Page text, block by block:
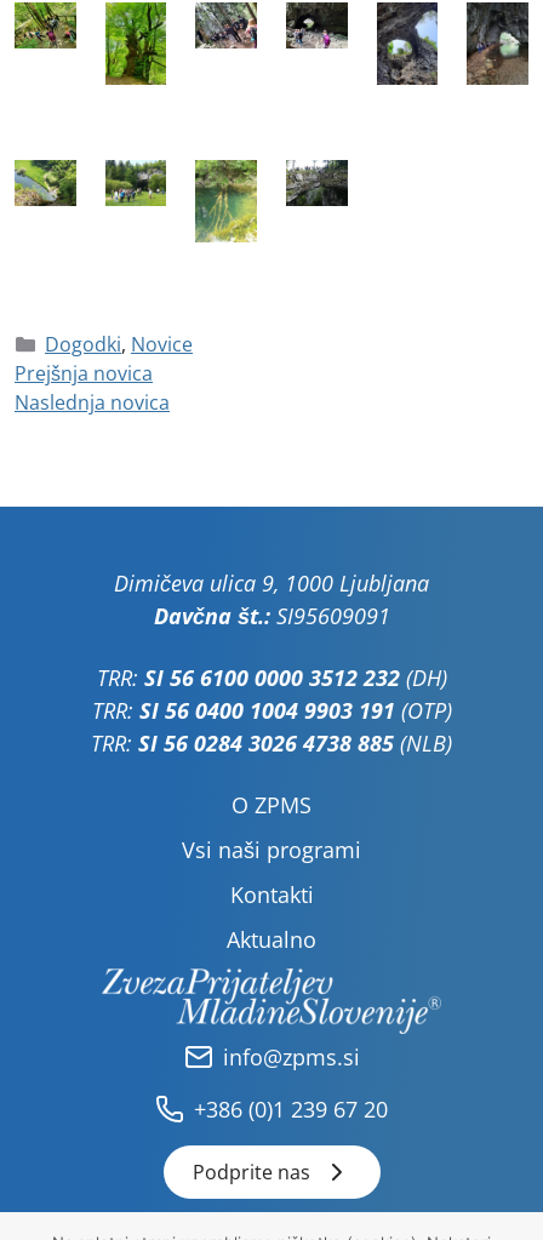
Dogodki, Novice
Prejšnja novica
Naslednja novica
Dimičeva ulica 9, 1000 Ljubljana
Davčna št.:SI95609091
TRR: SI 56 6100 0000 3512 232(DH)
TRR: SI 56 0400 1004 9903 191 (OTP)
TRR: SI 56 0284 3026 4738 885 (NLB)
O ZPMS
Vsi naši programi
Kontakti
Aktualno
info@zpms.si
+386 (0)1 239 67 20
Podprite nas